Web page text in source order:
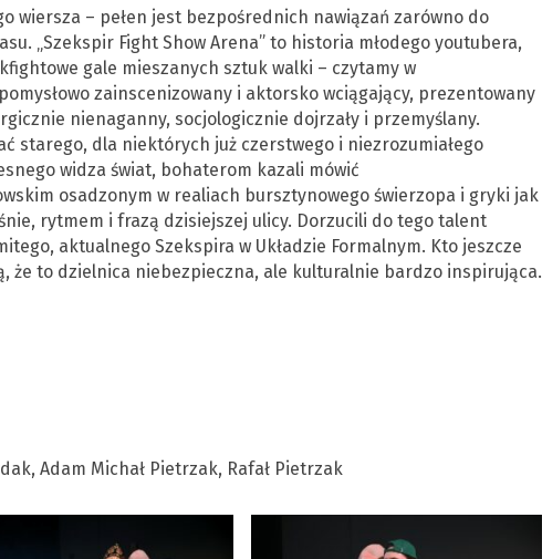
wiersza – pełen jest bezpośrednich nawiązań zarówno do
„Szekspir Fight Show Arena” to historia młodego youtubera,
gale mieszanych sztuk walki – czytamy w
zainscenizowany i aktorsko wciągający, prezentowany
nienaganny, socjologicznie dojrzały i przemyślany.
starego, dla niektórych już czerstwego i niezrozumiałego
widza świat, bohaterom kazali mówić
osadzonym w realiach bursztynowego świerzopa i gryki jak
rytmem i frazą dzisiejszej ulicy. Dorzucili do tego talent
aktualnego Szekspira w Układzie Formalnym. Kto jeszcze
że to dzielnica niebezpieczna, ale kulturalnie bardzo inspirująca.
Adam Michał Pietrzak, Rafał Pietrzak